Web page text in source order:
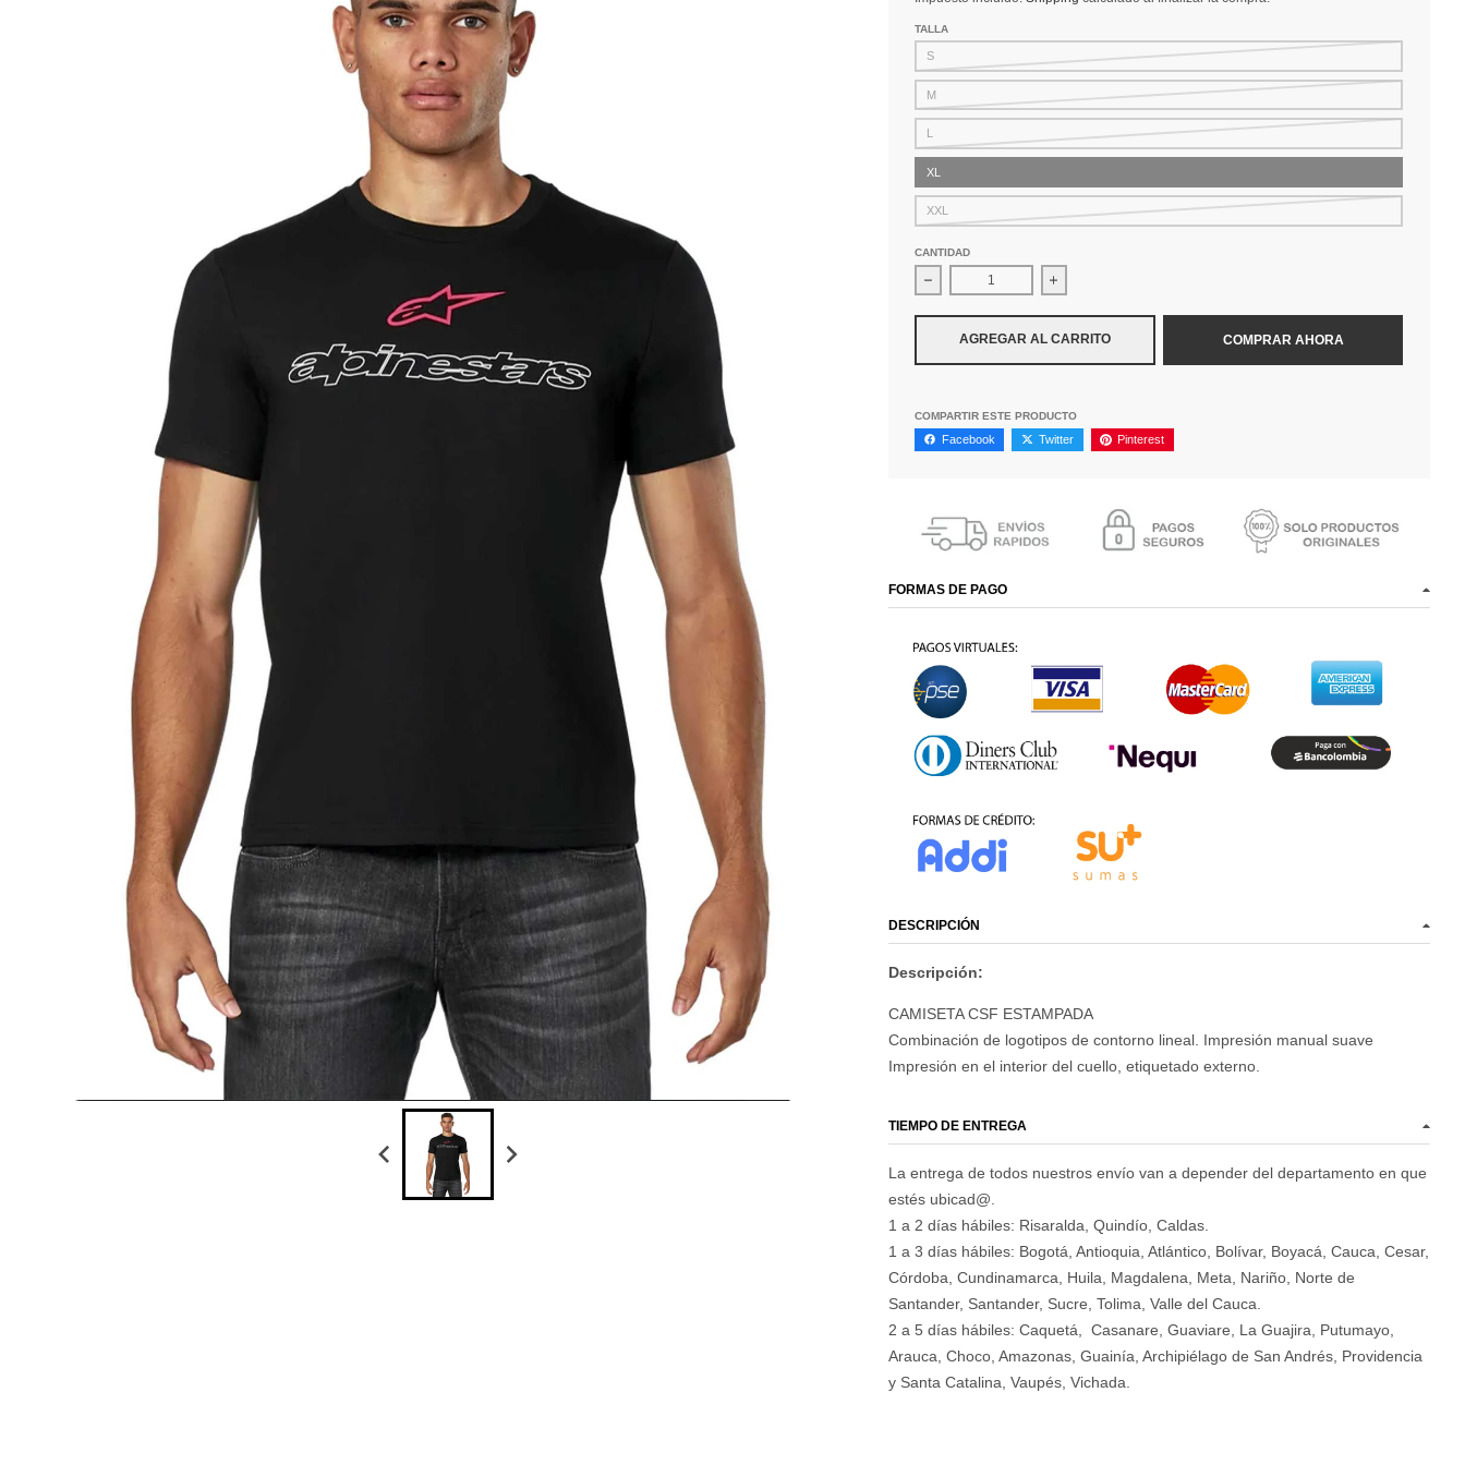
TALLA
S
M
L
XL
XXL
CANTIDAD
Disminuir cantidad para Camiseta Alpinestars Linear Trace SS CSF TEE
Aumentar la cantidad para Camiseta Alpinestars Linear
AGREGAR AL CARRITO COMPRAR AHORA
COMPARTIR ESTE PRODUCTO
Facebook Twitter Pinterest
FORMAS DE PAGO
DESCRIPCIÓN
Descripción:
CAMISETA CSF ESTAMPADA
Combinación de logotipos de contorno lineal. Impresión manual suave
Impresión en el interior del cuello, etiquetado externo.
TIEMPO DE ENTREGA
La entrega de todos nuestros envío van a depender del departamento en que
estés ubicad@.
1 a 2 días hábiles: Risaralda, Quindío, Caldas.
1 a 3 días hábiles: Bogotá, Antioquia, Atlántico, Bolívar, Boyacá, Cauca, Cesar,
Córdoba, Cundinamarca, Huila, Magdalena, Meta, Nariño, Norte de
Santander, Santander, Sucre, Tolima, Valle del Cauca.
2 a 5 días hábiles: Caquetá, Casanare, Guaviare, La Guajira, Putumayo,
Arauca, Choco, Amazonas, Guainía, Archipiélago de San Andrés, Providencia
y Santa Catalina, Vaupés, Vichada.